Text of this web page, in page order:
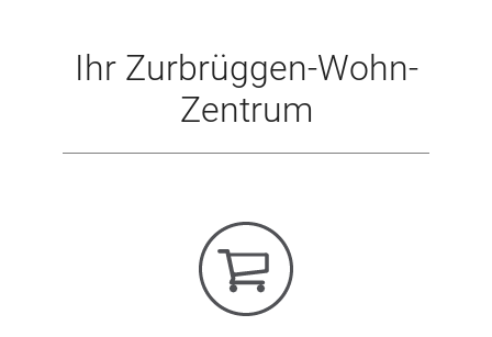
Ihr Zurbrüggen-Wohn-
Zentrum